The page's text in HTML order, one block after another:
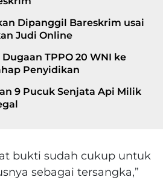
Dipanggil Bareskrim usai
Judi Online
TPPO 20 WNI ke
Penyidikan
9 Pucuk Senjata Api Milik
bukti sudah cukup untuk
sebagai tersangka,”